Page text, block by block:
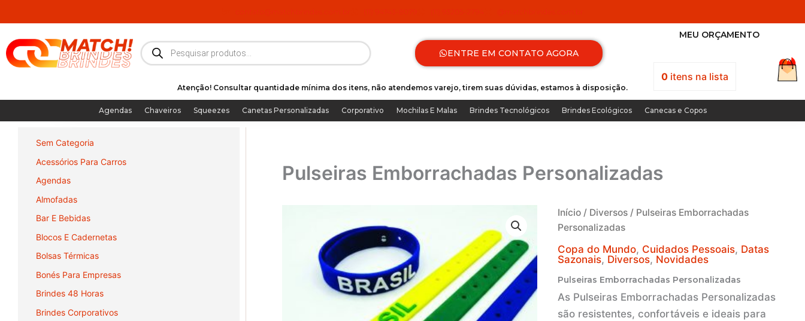
para
conteúdo
Pesquisar
produtos
ENTRE EM CONTATO AGORA
MEU ORÇAMENTO
0itens na lista
Atenção! Consultar quantidade mínima dos itens, não atendemos varejo, tirem suas dúvidas, estamos à disposição.
Agendas Chaveiros Squeezes Canetas Personalizadas Corporativo Mochilas E Malas Brindes Tecnológicos Brindes Ecológicos Canecas e Copos
Sem Categoria
Acessórios Para Carros
Agendas
Almofadas
Bar E Bebidas
Blocos E Cadernetas
Bolsas Térmicas
Bonés Para Empresas
Brindes 48 Horas
Brindes Corporativos
Pulseiras Emborrachadas Personalizadas
Início / Diversos / Pulseiras Emborrachadas
Personalizadas
Copa do Mundo, Cuidados Pessoais, Datas
Sazonais, Diversos, Novidades
Pulseiras Emborrachadas Personalizadas
As Pulseiras Emborrachadas Personalizadas
são resistentes, confortáveis e ideais para